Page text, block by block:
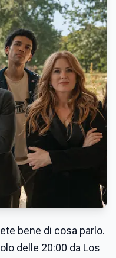
bene di cosa parlo.
delle 20:00 da Los